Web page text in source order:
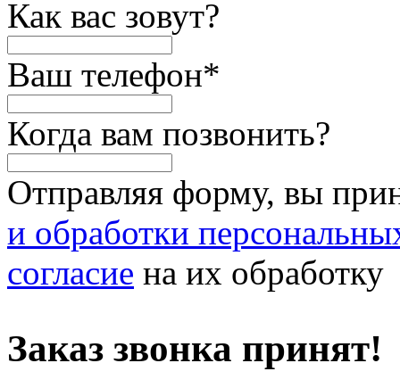
Как вас зовут?
Ваш телефон*
Когда вам позвонить?
Отправляя форму, вы
и обработки
согласие на их обработку
Заказ звонка принят!